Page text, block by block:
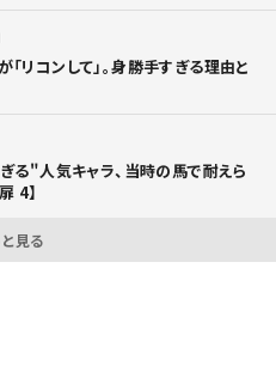
リコンして」。身勝手すぎる理由と
る"人気キャラ、当時の馬で耐えら
4】
見る